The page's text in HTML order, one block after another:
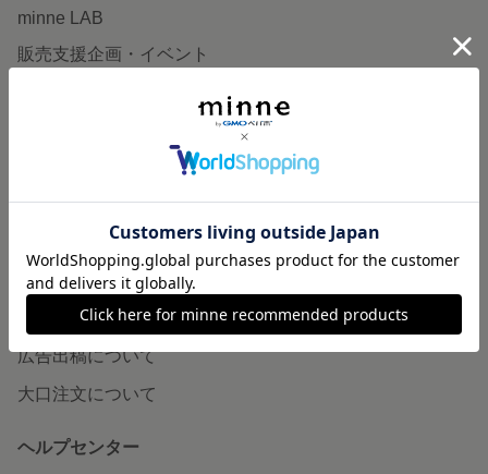
minne LAB
販売支援企画・イベント
minneとものづくりと
minneの本
企業の方へ
広告出稿について
大口注文について
ヘルプセンター